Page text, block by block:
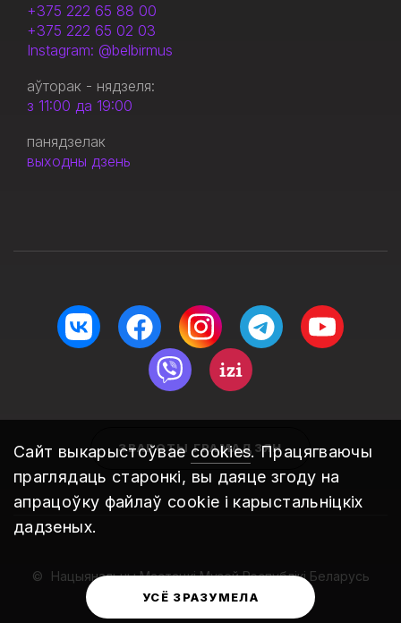
Сайт выкарыстоўвае cookies. Працягваючы
праглядаць старонкі, вы даяце згоду на
апрацоўку файлаў cookie і карыстальніцкіх
дадзеных.
УСЁ ЗРАЗУМЕЛА
+375 222 65 88 00
+375 222 65 02 03
Instagram: @belbirmus
аўторак - нядзеля:
з 11:00 да 19:00
панядзелак
выходны дзень
ЗВАРОТЫ ГРАМАДЗЯН
Нацыянальны Мастацкі Музей Рэспублікі Беларусь
2010 – 2026